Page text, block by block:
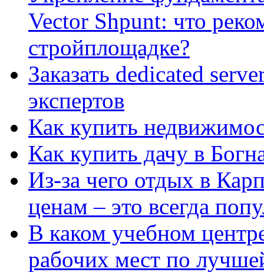
Vector Shpunt: что
стройплощадке?
Заказать dedicated
экспертов
Как купить
Как купить дачу в
Из-за чего отдых в
ценам – это всегда
В каком учебном
рабочих мест по